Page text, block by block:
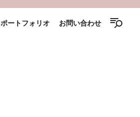
ポートフォリオ お問い合わせ